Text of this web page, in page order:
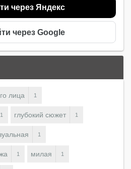
через Яндекс
через Google
лица 1
1 глубокий сюжет 1
1
1 милая 1